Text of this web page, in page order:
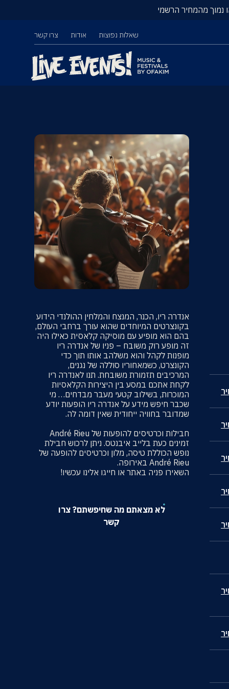
נמוך מהמחיר הרשמי
שאלות נפוצות אודות צרו קשר
אנדרה ריו, הכנר, המנצח והמלחין ההולנדי הידוע
בקונצרטים המיוחדים שהוא עורך ברחבי העולם,
בהם הוא מופיע עם מוסיקה קלאסית כאילו היה
זה מופע רוק משובח – פניו של אנדרה ריו
מופנות לקהל והוא משלהב אותו תוך כדי
הקונצרט, כשמאחוריו סוללה של נגנים,
המרכיבים תזמורת משובחת. תנו לאנדרה ריו
לקחת אתכם במסע בין היצירות הקלאסיות
המוכרות, בשילוב קטעי מעבר מבדחים… מי
שכבר חיפש מידע על אנדרה ריו הופעות יודע
שמדובר בחוויה ייחודית שאין דומה לה.
חבילות וכרטיסים להופעות של André Rieu
זמינים כעת בלייב איבנטס. ניתן לרכוש חבילת
נופש הכוללת טיסה, מלון וכרטיסים להופעה של
André Rieu באירופה.
השאירו פניה באתר או חייגו אלינו עכשיו!
לא מצאתם מה שחיפשתם? צרו
קשר